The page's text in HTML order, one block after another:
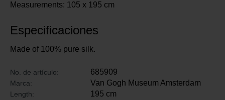
Measurements: 105 x 195 cm
Especificaciones
Made of 100% pure silk.
No. de artículo: 685909
Marca: Van Gogh Museum Amsterdam
Length: 195 cm